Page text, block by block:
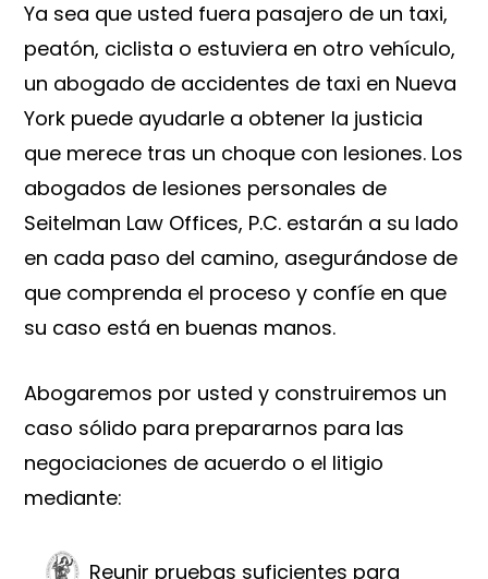
Ya sea que usted fuera pasajero de un taxi,
peatón, ciclista o estuviera en otro vehículo,
un abogado de accidentes de taxi en Nueva
York puede ayudarle a obtener la justicia
que merece tras un choque con lesiones. Los
abogados de lesiones personales de
Seitelman Law Offices, P.C. estarán a su lado
en cada paso del camino, asegurándose de
que comprenda el proceso y confíe en que
su caso está en buenas manos.
Abogaremos por usted y construiremos un
caso sólido para prepararnos para las
negociaciones de acuerdo o el litigio
mediante:
Reunir pruebas suficientes para